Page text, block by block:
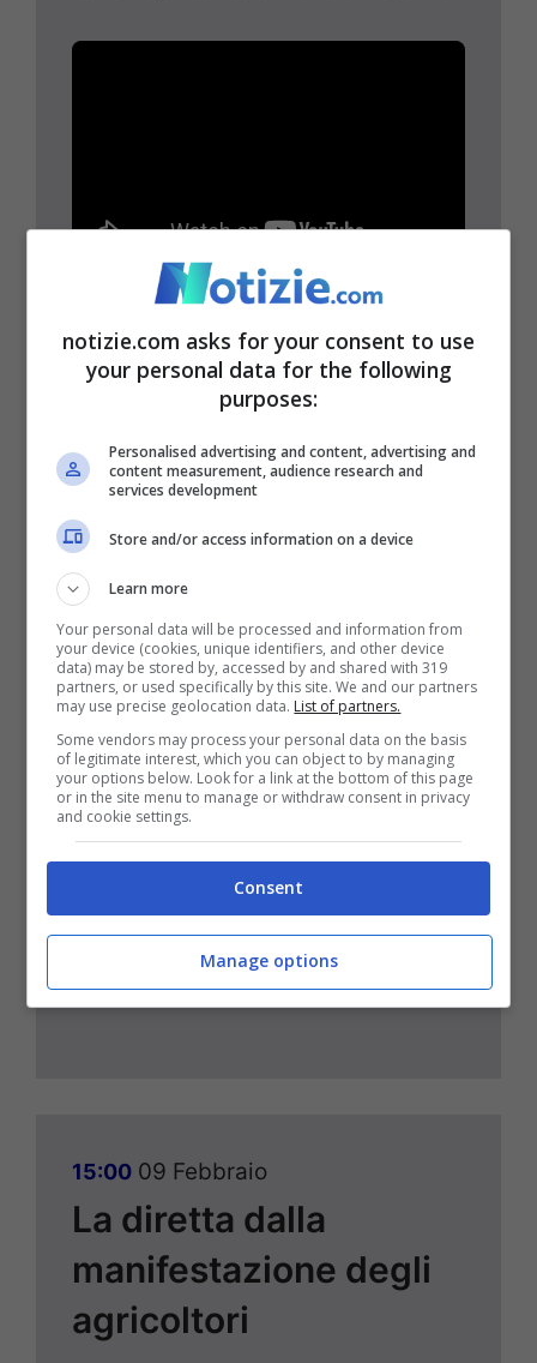
Protesta agricoltorI:
"Stasera sul GRA? O
tutti o nessuno"
Le dichiarazioni ai cronisti di Elia
Fornai, agricoltore di Riscatto
agricolo.
15:00 09 Febbraio
La diretta dalla
manifestazione degli
agricoltori
notizie.com asks for your consent to use
your personal data for the following
purposes:
Personalised advertising and content, advertising and
content measurement, audience research and
services development
Store and/or access information on a device
Learn more
Your personal data will be processed and information from
your device (cookies, unique identifiers, and other device
data) may be stored by, accessed by and shared with 319
partners, or used specifically by this site. We and our partners
may use precise geolocation data. List of partners.
Some vendors may process your personal data on the basis
of legitimate interest, which you can object to by managing
your options below. Look for a link at the bottom of this page
or in the site menu to manage or withdraw consent in privacy
and cookie settings.
Consent
Manage options